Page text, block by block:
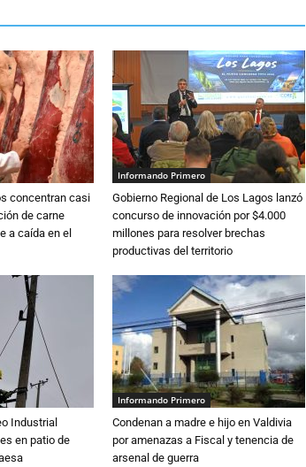
concentran casi
de carne
a caída en el
Informando Primero
Gobierno Regional de Los Lagos lanzó
concurso de innovación por $4.000
millones para resolver brechas
productivas del territorio
Industrial
en patio de
Informando Primero
Condenan a madre e hijo en Valdivia
por amenazas a Fiscal y tenencia de
arsenal de guerra